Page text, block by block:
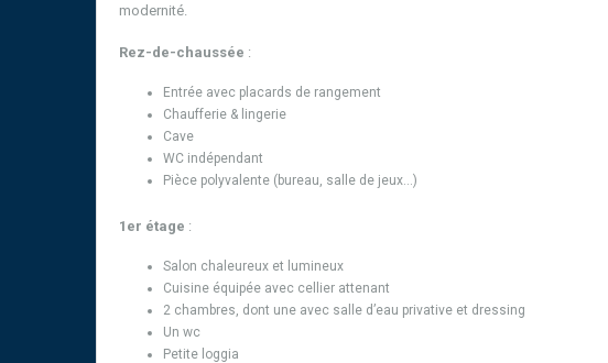
modernité.
Rez-de-chaussée :
Entrée avec placards de rangement
Chaufferie & lingerie
Cave
WC indépendant
Pièce polyvalente (bureau, salle de jeux…)
1er étage :
Salon chaleureux et lumineux
Cuisine équipée avec cellier attenant
2 chambres, dont une avec salle d’eau privative et dressing
Un wc
Petite loggia